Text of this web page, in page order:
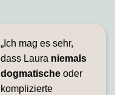
„Ich mag es sehr,
dass Laura niemals
dogmatische oder
komplizierte